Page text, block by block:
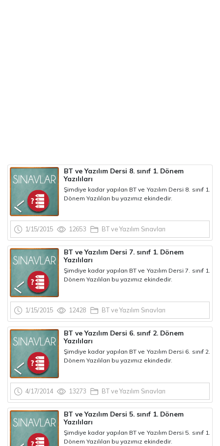
BT ve Yazılım Dersi 8. sınıf 1. Dönem
Yazılıları
Şimdiye kadar yapılan BT ve Yazılım Dersi 8. sınıf 1.
Dönem Yazılıları bu yazımız ekindedir.
1/15/2015 12653 BT ve Yazılım Sınavları
BT ve Yazılım Dersi 7. sınıf 1. Dönem
Yazılıları
Şimdiye kadar yapılan BT ve Yazılım Dersi 7. sınıf 1.
Dönem Yazılıları bu yazımız ekindedir.
1/15/2015 12428 BT ve Yazılım Sınavları
BT ve Yazılım Dersi 6. sınıf 2. Dönem
Yazılıları
Şimdiye kadar yapılan BT ve Yazılım Dersi 6. sınıf 2.
Dönem Yazılıları bu yazımız ekindedir.
4/17/2014 13273 BT ve Yazılım Sınavları
BT ve Yazılım Dersi 5. sınıf 1. Dönem
Yazılıları
Şimdiye kadar yapılan BT ve Yazılım Dersi 5. sınıf 1.
Dönem Yazılıları bu yazımız ekindedir.